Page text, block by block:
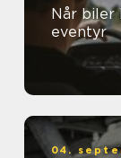
Når biler
eventyr
04.